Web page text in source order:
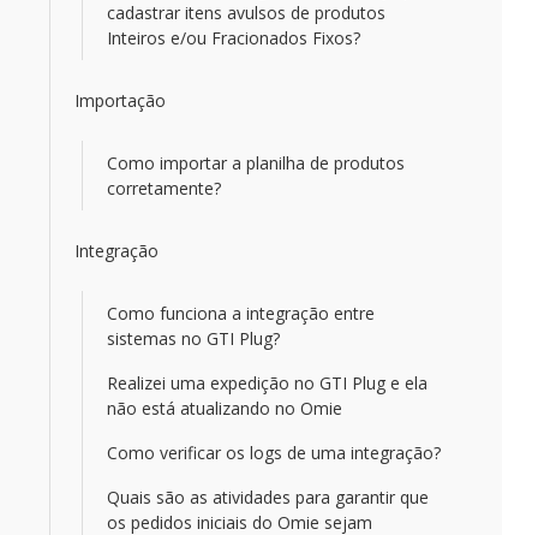
cadastrar itens avulsos de produtos
Inteiros e/ou Fracionados Fixos?
Importação
Como importar a planilha de produtos
corretamente?
Integração
Como funciona a integração entre
sistemas no GTI Plug?
Realizei uma expedição no GTI Plug e ela
não está atualizando no Omie
Como verificar os logs de uma integração?
Quais são as atividades para garantir que
os pedidos iniciais do Omie sejam